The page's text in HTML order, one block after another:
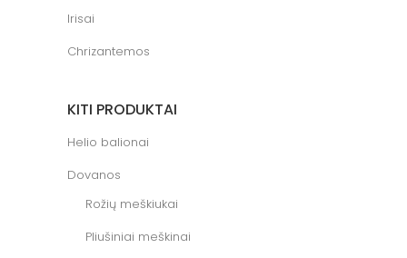
Irisai
Chrizantemos
KITI PRODUKTAI
Helio balionai
Dovanos
Rožių meškiukai
Pliušiniai meškinai